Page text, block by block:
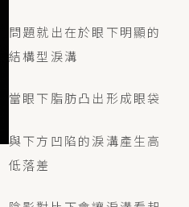
問題就出在於眼下明顯的
結構型淚溝
當眼下脂肪凸出形成眼袋
與下方凹陷的淚溝產生高
低落差